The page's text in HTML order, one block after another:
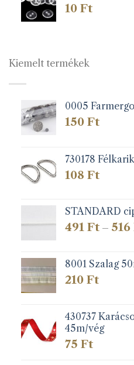
10 Ft
Kiemelt termékek
0005
150 Ft
730178
108 Ft
STANDARD
491 Ft – 516
8001 Szalag
210 Ft
430737
45m/vég
75 Ft